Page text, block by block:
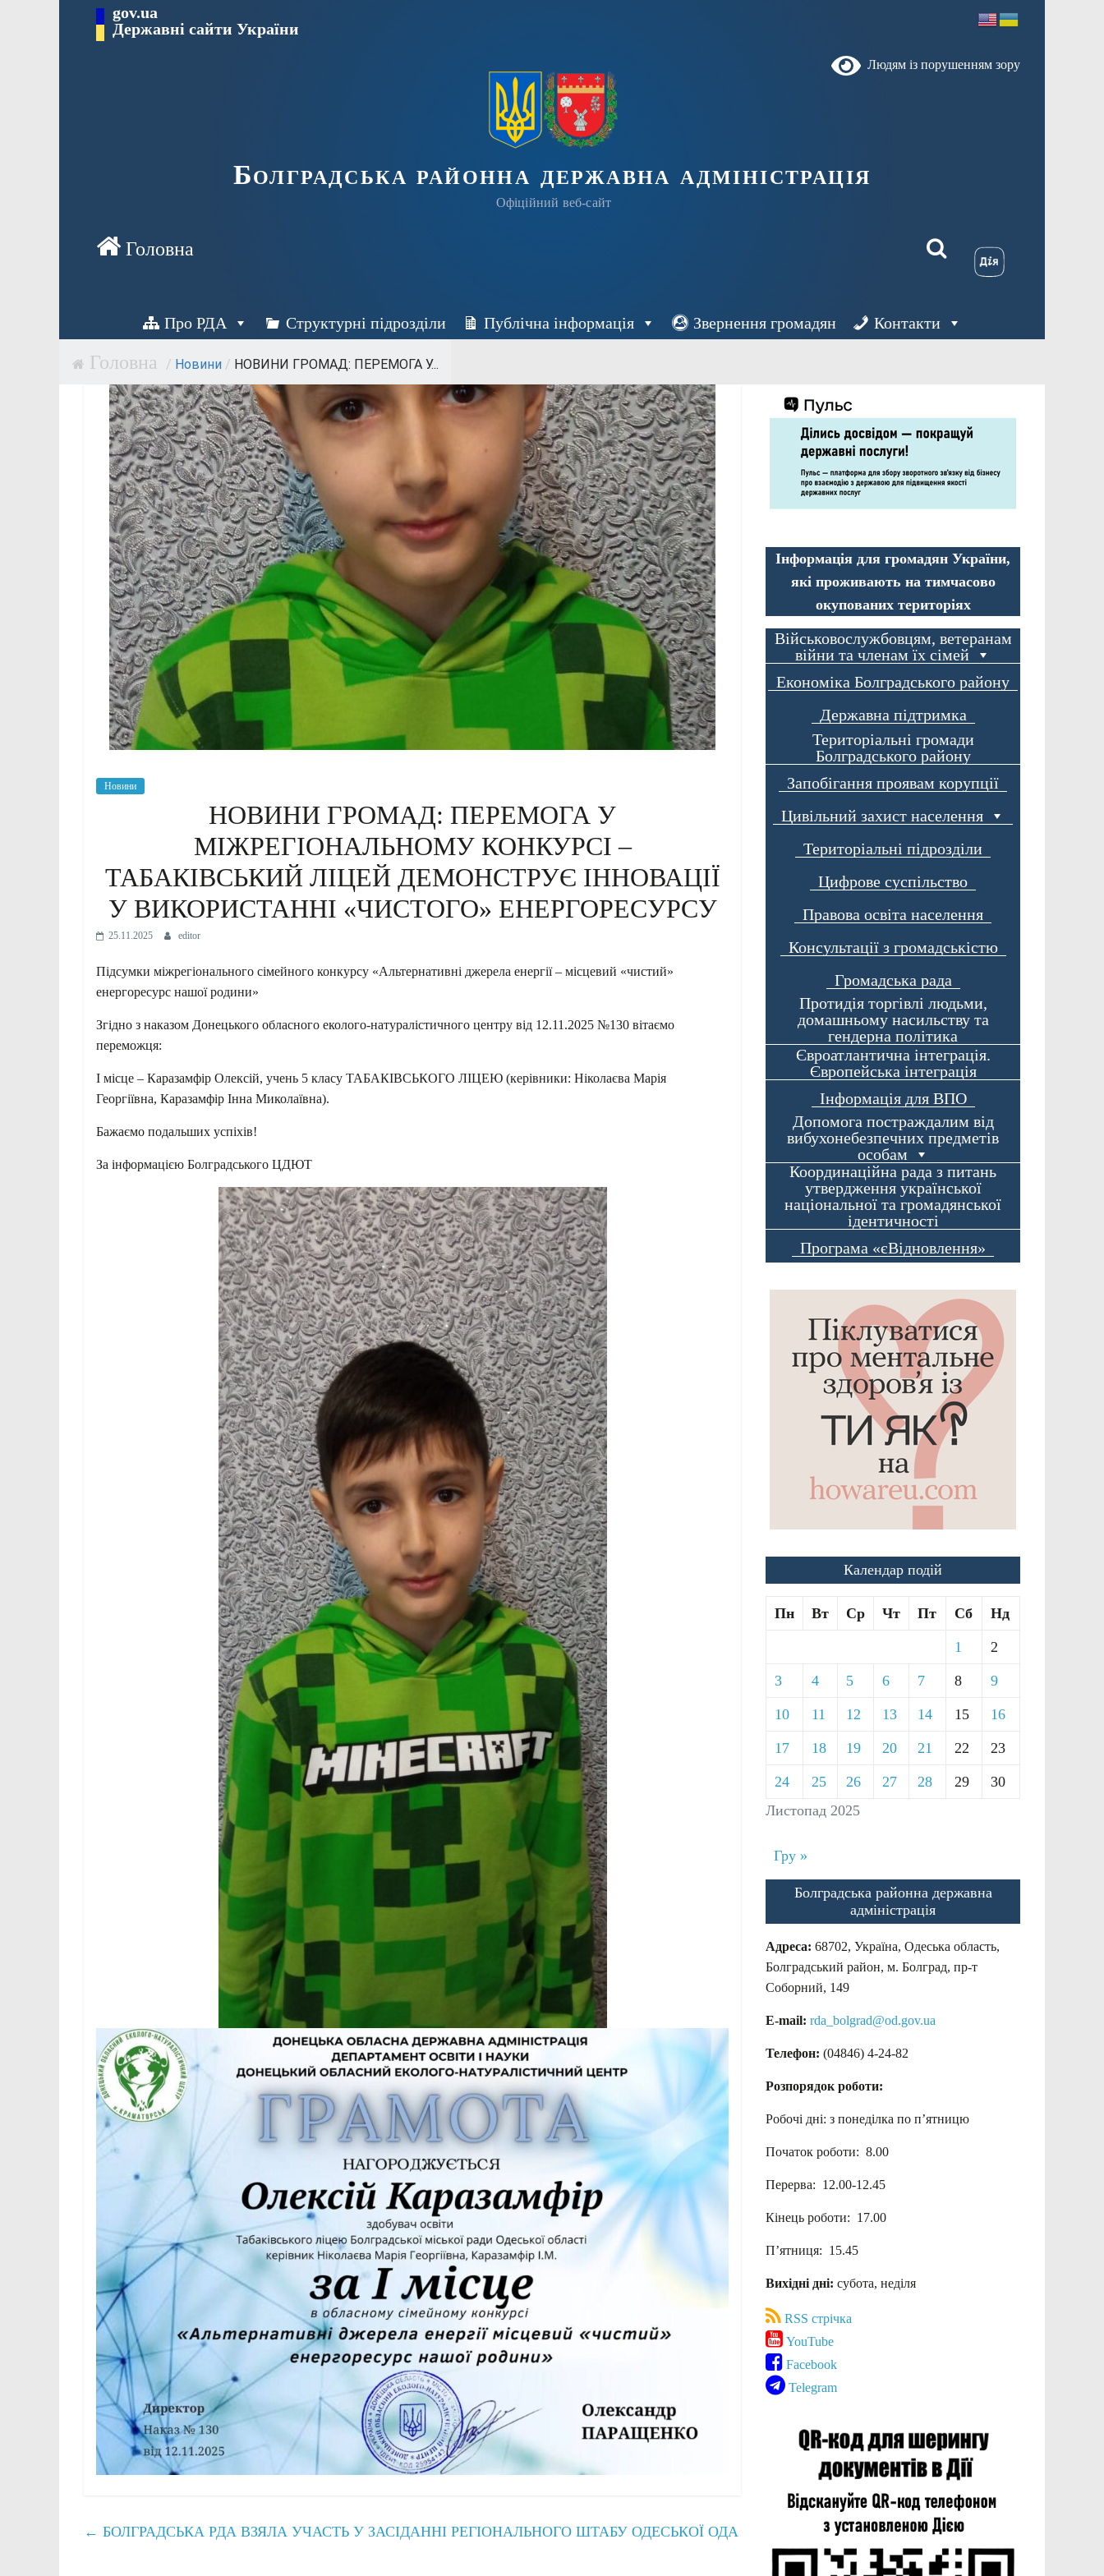
Перейти gov.ua
Державні сайти України
Людям із порушенням зору
Болградська районна державна адміністрація
Офіційний веб-сайт
Про РДА Структурні підрозділи Публічна інформація Звернення громадян Контакти
/ Новини / НОВИНИ ГРОМАД: ПЕРЕМОГА У...
Новини
НОВИНИ ГРОМАД: ПЕРЕМОГА У
МІЖРЕГІОНАЛЬНОМУ КОНКУРСІ –
ТАБАКІВСЬКИЙ ЛІЦЕЙ ДЕМОНСТРУЄ ІННОВАЦІЇ
У ВИКОРИСТАННІ «ЧИСТОГО» ЕНЕРГОРЕСУРСУ
25.11.2025 editor
Підсумки міжрегіонального сімейного конкурсу «Альтернативні джерела енергії – місцевий «чистий»
енергоресурс нашої родини»
Згідно з наказом Донецького обласного еколого-натуралістичного центру від 12.11.2025 №130 вітаємо
переможця:
І місце – Каразамфір Олексій, учень 5 класу ТАБАКІВСЬКОГО ЛІЦЕЮ (керівники: Ніколаєва Марія
Георгіївна, Каразамфір Інна Миколаївна).
Бажаємо подальших успіхів!
За інформацією Болградського ЦДЮТ
← БОЛГРАДСЬКА РДА ВЗЯЛА УЧАСТЬ У ЗАСІДАННІ РЕГІОНАЛЬНОГО ШТАБУ ОДЕСЬКОЇ ОДА
Інформація для громадян України,
які проживають на тимчасово
окупованих територіях
Військовослужбовцям, ветеранам
війни та членам їх сімей
Економіка Болградського району
Державна підтримка
Територіальні громади
Болградського району
Запобігання проявам корупції
Цивільний захист населення
Територіальні підрозділи
Цифрове суспільство
Правова освіта населення
Консультації з громадськістю
Громадська рада
Протидія торгівлі людьми,
домашньому насильству та
гендерна політика
Євроатлантична інтеграція.
Європейська інтеграція
Інформація для ВПО
Допомога постраждалим від
вибухонебезпечних предметів
особам
Координаційна рада з питань
утвердження української
національної та громадянської
ідентичності
Програма «єВідновлення»
Календар подій
Листопад 2025
Пн Вт Ср Чт Пт Сб Нд
1 2
3 4 5 6 7 8 9
10 11 12 13 14 15 16
17 18 19 20 21 22 23
24 25 26 27 28 29 30
Гру »
Болградська районна державна
адміністрація
Адреса: 68702, Україна, Одеська область,
Болградський район, м. Болград, пр-т
Соборний, 149
E-mail: rda_bolgrad@od.gov.ua
Телефон: (04846) 4-24-82
Розпорядок роботи:
Робочі дні: з понеділка по п’ятницю
Початок роботи: 8.00
Перерва: 12.00-12.45
Кінець роботи: 17.00
П’ятниця: 15.45
Вихідні дні: субота, неділя
RSS стрічка
YouTube
Facebook
Telegram